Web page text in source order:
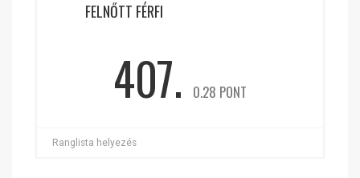
FELNŐTT FÉRFI
407. 0.28 PONT
Ranglista helyezés